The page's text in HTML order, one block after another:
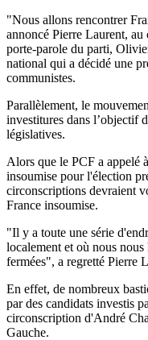
"Nous allons rencontrer
annoncé Pierre Laurent, au
porte-parole du parti,
national qui a décidé une
communistes.
Parallèlement, le
investitures dans l’objectif
législatives.
Alors que le PCF a appelé
insoumise pour l'élection
circonscriptions devraient
France insoumise.
"Il y a toute une série
localement et où nous
fermées", a regretté Pierre
En effet, de nombreux
par des candidats investis
circonscription d'André
Gauche.